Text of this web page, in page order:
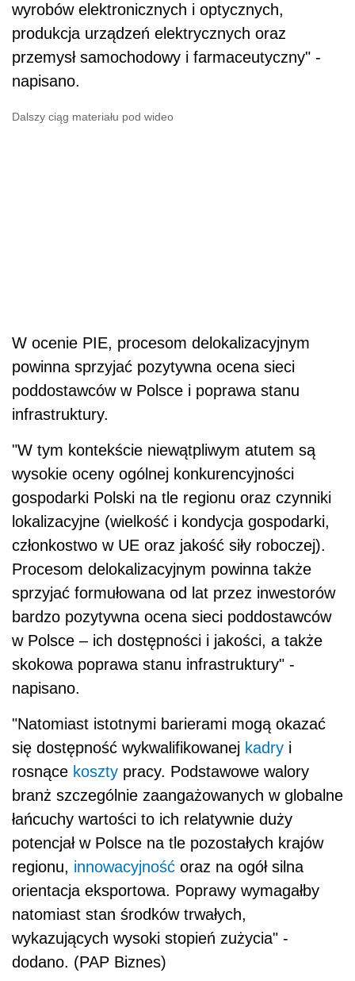
wyrobów elektronicznych i optycznych,
produkcja urządzeń elektrycznych oraz
przemysł samochodowy i farmaceutyczny" -
napisano.
Dalszy ciąg materiału pod wideo
W ocenie PIE, procesom delokalizacyjnym
powinna sprzyjać pozytywna ocena sieci
poddostawców w Polsce i poprawa stanu
infrastruktury.
"W tym kontekście niewątpliwym atutem są
wysokie oceny ogólnej konkurencyjności
gospodarki Polski na tle regionu oraz czynniki
lokalizacyjne (wielkość i kondycja gospodarki,
członkostwo w UE oraz jakość siły roboczej).
Procesom delokalizacyjnym powinna także
sprzyjać formułowana od lat przez inwestorów
bardzo pozytywna ocena sieci poddostawców
w Polsce – ich dostępności i jakości, a także
skokowa poprawa stanu infrastruktury" -
napisano.
"Natomiast istotnymi barierami mogą okazać
się dostępność wykwalifikowanej kadry i
rosnące koszty pracy. Podstawowe walory
branż szczególnie zaangażowanych w globalne
łańcuchy wartości to ich relatywnie duży
potencjał w Polsce na tle pozostałych krajów
regionu, innowacyjność oraz na ogół silna
orientacja eksportowa. Poprawy wymagałby
natomiast stan środków trwałych,
wykazujących wysoki stopień zużycia" -
dodano. (PAP Biznes)